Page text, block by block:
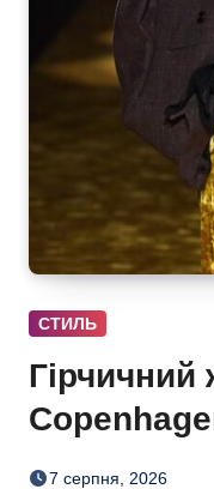
СТИЛЬ
Гірчичний
образів,
7 серпня, 2026